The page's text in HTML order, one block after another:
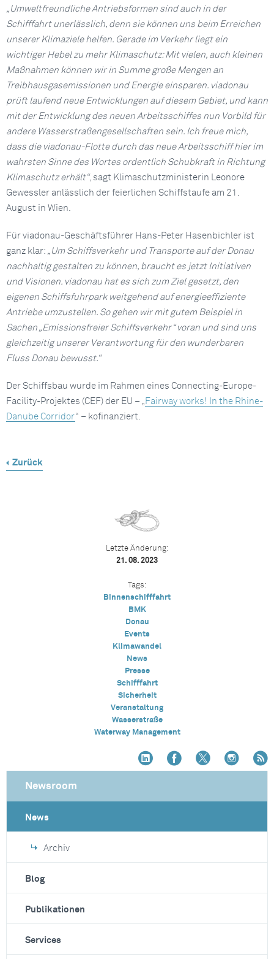
„Umweltfreundliche Antriebsformen sind auch in der
Schifffahrt unerlässlich, denn sie können uns beim Erreichen
unserer Klimaziele helfen. Gerade im Verkehr liegt ein
wichtiger Hebel zu mehr Klimaschutz: Mit vielen, auch kleinen
Maßnahmen können wir in Summe große Mengen an
Treibhausgasemissionen und Energie einsparen. viadonau
prüft laufend neue Entwicklungen auf diesem Gebiet, und kann
mit der Entwicklung des neuen Arbeitsschiffes nun Vorbild für
andere Wasserstraßengesellschaften sein. Ich freue mich,
dass die viadonau-Flotte durch das neue Arbeitsschiff hier im
wahrsten Sinne des Wortes ordentlich Schubkraft in Richtung
Klimaschutz erhält“, sagt Klimaschutzministerin Leonore
Gewessler anlässlich der feierlichen Schiffstaufe am 21.
August in Wien.
Für viadonau-Geschäftsführer Hans-Peter Hasenbichler ist
ganz klar: „Um Schiffsverkehr und Transporte auf der Donau
nachhaltig gestalten zu können, braucht es jetzt Initiativen
und Visionen. viadonau hat es sich zum Ziel gesetzt, den
eigenen Schiffsfuhrpark weitgehend auf energieeffiziente
Antriebe umzustellen. So gehen wir mit gutem Beispiel in
Sachen „Emissionsfreier Schiffsverkehr“ voran und sind uns
gleichzeitig unserer Verantwortung für den wunderbaren
Fluss Donau bewusst.“
Der Schiffsbau wurde im Rahmen eines Connecting-Europe-
Facility-Projektes (CEF) der EU – „ Fairway works! In the Rhine-
Danube Corridor“ – kofinanziert.
Zurück
Letzte Änderung:
21. 08. 2023
Tags:
Binnenschifffahrt
BMK
Donau
Events
Klimawandel
News
Presse
Schifffahrt
Sicherheit
Veranstaltung
Wasserstraße
Waterway Management
Newsroom
News
Archiv
Blog
Publikationen
Services